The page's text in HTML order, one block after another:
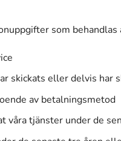
som
skickats eller delvis har
av betalningsmetod
våra tjänster under de